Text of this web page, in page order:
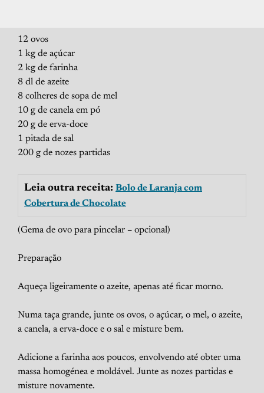
12 ovos
1 kg de açúcar
2 kg de farinha
8 dl de azeite
8 colheres de sopa de mel
10 g de canela em pó
20 g de erva-doce
1 pitada de sal
200 g de nozes partidas
Leia outra receita: Bolo de Laranja com
Cobertura de Chocolate
(Gema de ovo para pincelar – opcional)
Preparação
Aqueça ligeiramente o azeite, apenas até ficar morno.
Numa taça grande, junte os ovos, o açúcar, o mel, o azeite,
a canela, a erva-doce e o sal e misture bem.
Adicione a farinha aos poucos, envolvendo até obter uma
massa homogénea e moldável. Junte as nozes partidas e
misture novamente.